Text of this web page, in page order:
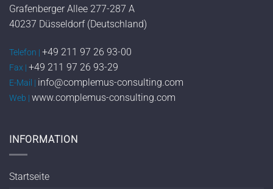
Grafenberger Allee 277-287 A
40237 Düsseldorf (Deutschland)
Telefon | +49 211 97 26 93-00
Fax | +49 211 97 26 93-29
E-Mail | info@complemus-consulting.com
Web | www.complemus-consulting.com
INFORMATION
Startseite